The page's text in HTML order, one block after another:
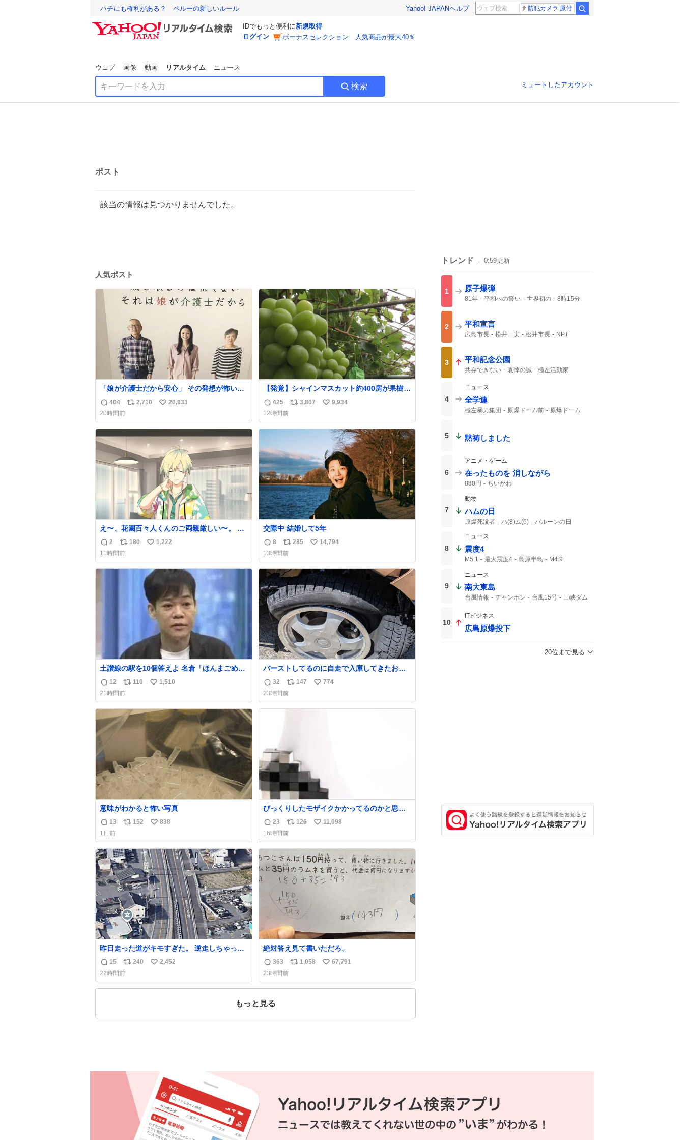
ハチにも権利がある？ ペルーの新しいルール Yahoo! JAPANヘルプ 防犯カメラ 原付
IDでもっと便利に新規取得
ログイン
ボーナスセレクション 人気商品が最大40％
ウェブ 画像 動画 リアルタイム ニュース
検索 ミュートしたアカウント
ポスト
該当の情報は見つかりませんでした。
人気ポスト
「娘が介護士だから安心」 その発想が怖い。
ちなみにこのポスターは、介護職の求人や転
職支援をしている会社のポスターらしい。
返
信
数
404
リ
ス
ト
数
2,710
い
ね
数
20,933
20時間前
【発覚】シャインマスカット約400房が果樹園
から盗まれる 栃木・佐野市
news.livedoor.com/article/detail… 被害に遭
った果樹園には防犯カメラなどはなく、シャ
インマスカットが盗まれた木には刃物などで
切られた跡が。市内で今年に入って同様の被
害は確認されておらず、警察はパトロールを
強化する。
返
信
数
425
リ
ス
3,807
い
ね
9,934
12時間前
え〜、花園百々人くんのご両親厳しい〜。 で
も9歳児の市原仁奈にここまで「構ってほし
い、構ってくれるの？」と寂しさを極限まで
煮詰めた台詞を何気ない日常会話で発言させ
てるご両親もだいぶ厳しいよ 双方弁護士を
返
信
数
2
リ
ポ
ス
180
い
ね
数
1,222
11時間前
交際中 結婚して5年
返
信
数
8
リ
ポ
ス
ト
数
285
い
ね
数
14,794
13時間前
土讃線の駅を10個答えよ 名倉「ほんまごめ
ん、」 ↑正解（御免駅）
返
信
数
12
リ
ポ
ス
ト
数
110
い
ね
数
1,510
21時間前
バーストしてるのに自走で入庫してきたお客
さん バーストしたならその場で動かないで助
け呼んで下さい😰 保険にロードサービス付い
てて金銭負担も無いんですから これで走る
と、壊さなくていい所まで壊しちゃいますか
返
信
数
32
リ
ポ
ス
147
い
ね
774
23時間前
意味がわかると怖い写真
返
信
数
13
リ
ス
ト
数
152
い
ね
数
838
1日前
びっくりしたモザイクかかってるのかと思っ
た
返
信
数
23
リ
ポ
ス
ト
数
126
い
ね
数
11,098
16時間前
昨日走った道がキモすぎた。 逆走しちゃった
かと思ったよ
返
信
数
15
リ
ポ
ス
240
い
ね
2,452
22時間前
絶対答え見て書いただろ。
返
信
数
363
リ
ス
1,058
い
ね
67,791
23時間前
もっと見る
トレンド 0:59更新
1 原子爆弾
81年 平和への誓い 世界初の
8時15分
2 平和宣言
広島市長 松井一実 松井市長
NPT
3 平和記念公園
共存できない 哀悼の誠
極左活動家
4
ニュース
全学連
極左暴力集団 原爆ドーム前
原爆ドーム
5 黙祷しました
6
アニメ・ゲーム
在ったものを 消しながら
880円 ちいかわ
7
動物
ハムの日
原爆死没者 ハ(8)ム(6)
バルーンの日
8
ニュース
震度4
M5.1 最大震度4 島原半島
M4.9
筑後地方
津波の心配はありません
緊急地震速報
地震の規模
9
ニュース
南大東島
台風情報 チャンホン 台風15号
三峡ダム
13号
10
ITビジネス
広島原爆投下
20位まで見る